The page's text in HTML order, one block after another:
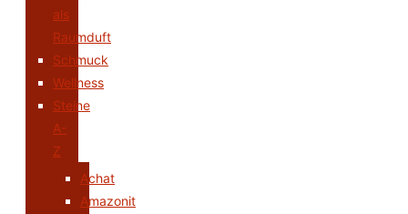
als
Raumduft
Schmuck
Wellness
Steine
A-
Z
Achat
Amazonit